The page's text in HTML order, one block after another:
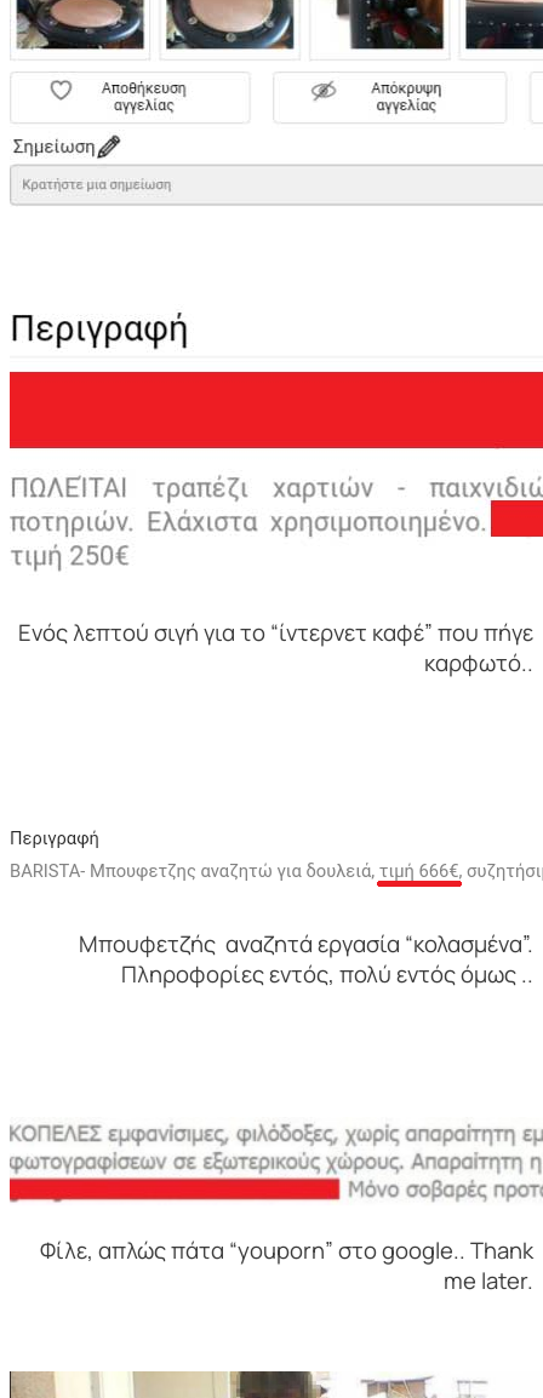
Ενός λεπτού σιγή για το “ίντερνετ καφέ” που πήγε
καρφωτό..
Μπουφετζής αναζητά εργασία “κολασμένα”.
Πληροφορίες εντός, πολύ εντός όμως ..
Φίλε, απλώς πάτα “youporn” στο google.. Thank
me later.